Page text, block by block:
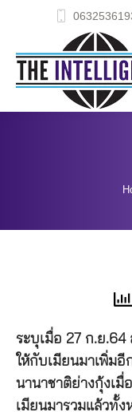
ระบุเมื่อ 27 ก.ย.64
ให้กับเมียนมาเพิ่ม
นานาชาติย่างกุ้งเมื่
เมียนมารวมแล้วทั้ง